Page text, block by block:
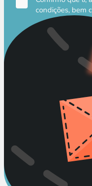
condições, bem